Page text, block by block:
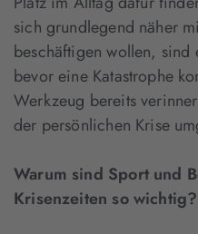
sich grundlegend näher
beschäftigen wollen,
bevor eine Katastrophe
Werkzeug bereits
der persönlichen Krise
Warum sind Sport und
Krisenzeiten so wichtig?